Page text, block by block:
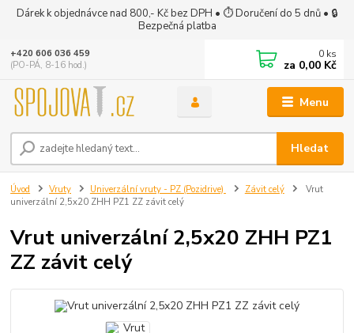
Dárek k objednávce nad 800,- Kč bez DPH • ⏱ Doručení do 5 dnů • 🔒
Bezpečná platba
Menu
Hledat
+420 606 036 459
(PO-PÁ, 8-16 hod.)
0 ks
za 0,00 Kč
Úvod Vruty Univerzální vruty - PZ (Pozidrive) Závit celý
Vrut
univerzální 2,5x20 ZHH PZ1 ZZ závit celý
Vrut univerzální 2,5x20 ZHH PZ1
ZZ závit celý